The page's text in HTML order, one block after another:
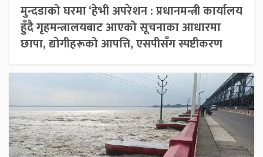
मुन्दडाको घरमा ‘हेभी अपरेशन : प्रधानमन्त्री कार्यालय
हुँदै गृहमन्त्रालयबाट आएको सूचनाका आधारमा
छापा, द्योगीहरूको आपत्ति, एसपीसँग स्पष्टीकरण